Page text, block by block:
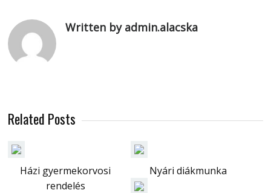
Written by admin.alacska
Related Posts
Házi gyermekorvosi
rendelés
Nyári diákmunka